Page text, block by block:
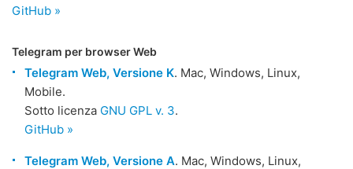
GitHub »
Telegram per browser Web
Telegram Web, Versione K. Mac, Windows, Linux,
Mobile.
Sotto licenza GNU GPL v. 3.
GitHub »
Telegram Web, Versione A. Mac, Windows, Linux,